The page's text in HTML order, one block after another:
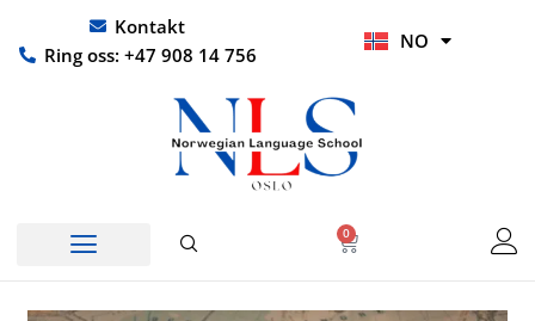
rett
Kontakt
Ring oss: +47 908 14 756
NO
HI
0
Handlekurv